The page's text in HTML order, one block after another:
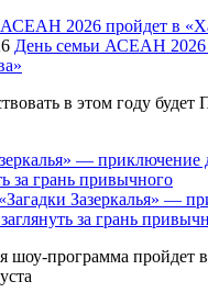
День семьи АСЕАН 2026
в этом году будет
«Загадки Зазеркалья» —
за грань
шоу-программа пройдет